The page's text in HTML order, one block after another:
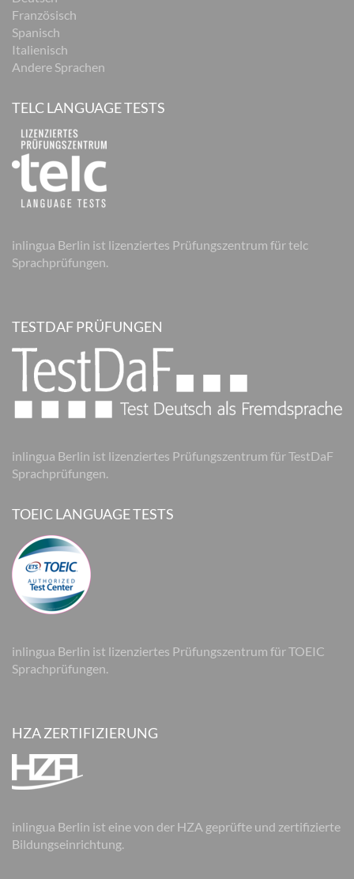
Französisch
Spanisch
Italienisch
Andere Sprachen
TELC LANGUAGE TESTS
inlingua Berlin ist lizenziertes Prüfungszentrum für telc
Sprachprüfungen.
TESTDAF PRÜFUNGEN
inlingua Berlin ist lizenziertes Prüfungszentrum für TestDaF
Sprachprüfungen.
TOEIC LANGUAGE TESTS
inlingua Berlin ist lizenziertes Prüfungszentrum für TOEIC
Sprachprüfungen.
HZA ZERTIFIZIERUNG
inlingua Berlin ist eine von der HZA geprüfte und zertifizierte
Bildungseinrichtung.